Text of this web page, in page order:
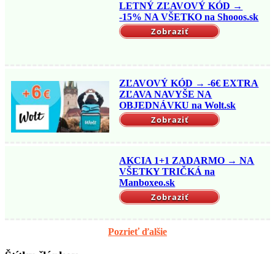
LETNÝ ZĽAVOVÝ KÓD →
-15% NA VŠETKO na Shooos.sk
Zobraziť
ZĽAVOVÝ KÓD → -6€ EXTRA
ZĽAVA NAVYŠE NA
OBJEDNÁVKU na Wolt.sk
Zobraziť
AKCIA 1+1 ZADARMO → NA
VŠETKY TRIČKÁ na
Manboxeo.sk
Zobraziť
Pozrieť ďalšie